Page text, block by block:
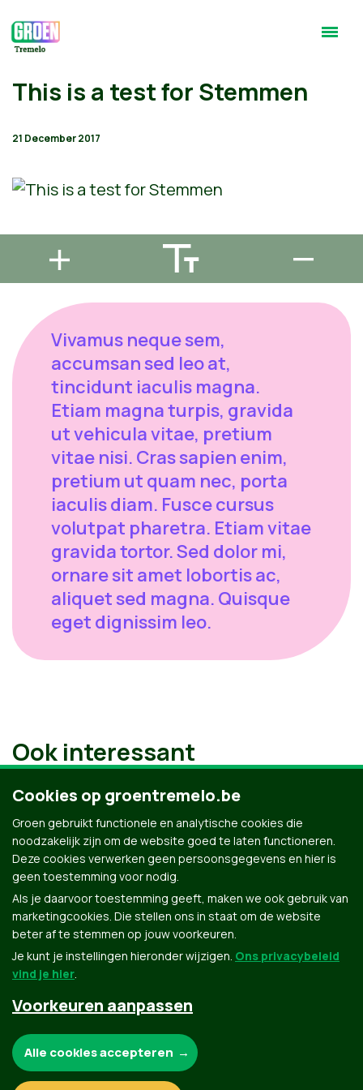
This is a test for Stemmen
21 December 2017
Vivamus neque sem,
accumsan sed leo at,
tincidunt iaculis magna.
Etiam magna turpis, gravida
ut vehicula vitae, pretium
vitae nisi. Cras sapien enim,
pretium ut quam nec, porta
iaculis diam. Fusce cursus
volutpat pharetra. Etiam vitae
gravida tortor. Sed dolor mi,
ornare sit amet lobortis ac,
aliquet sed magna. Quisque
eget dignissim leo.
Ook interessant
Groen.be
Contact Privacybeleid
Cookies op groentremelo.be
Groen gebruikt functionele en analytische cookies die
noodzakelijk zijn om de website goed te laten functioneren.
Deze cookies verwerken geen persoonsgegevens en hier is
geen toestemming voor nodig.
Als je daarvoor toestemming geeft, maken we ook gebruik van
marketingcookies. Die stellen ons in staat om de website
beter af te stemmen op jouw voorkeuren.
Je kunt je instellingen hieronder wijzigen. Ons privacybeleid
vind je hier.
Voorkeuren aanpassen
Alle cookies accepteren